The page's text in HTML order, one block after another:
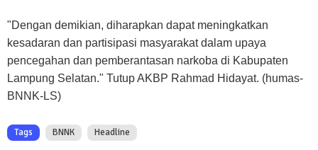
"Dengan demikian, diharapkan dapat meningkatkan
kesadaran dan partisipasi masyarakat dalam upaya
pencegahan dan pemberantasan narkoba di Kabupaten
Lampung Selatan." Tutup AKBP Rahmad Hidayat. (humas-
BNNK-LS)
Tags BNNK Headline